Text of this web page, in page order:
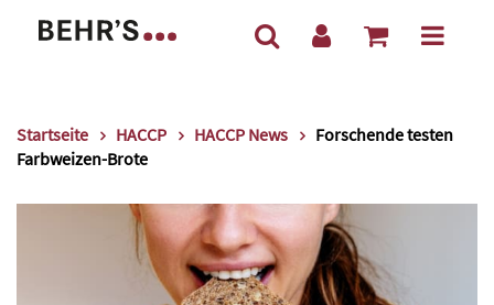
Startseite HACCP HACCP News
Forschende testen
Farbweizen-Brote